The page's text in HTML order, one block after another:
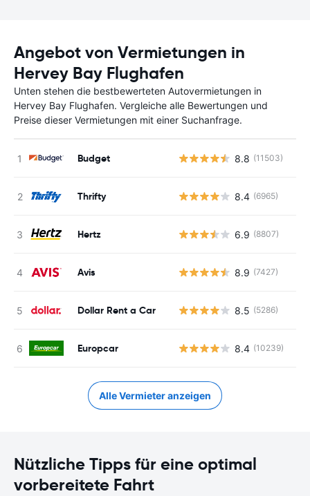
Angebot von Vermietungen in
Hervey Bay Flughafen
Unten stehen die bestbewerteten Autovermietungen in
Hervey Bay Flughafen. Vergleiche alle Bewertungen und
Preise dieser Vermietungen mit einer Suchanfrage.
Budget 8.8 (11503)
Thrifty 8.4 (6965)
Hertz 6.9 (8807)
Avis 8.9 (7427)
Dollar Rent a Car 8.5 (5286)
Europcar 8.4 (10239)
Alle Vermieter anzeigen
Nützliche Tipps für eine optimal
vorbereitete Fahrt